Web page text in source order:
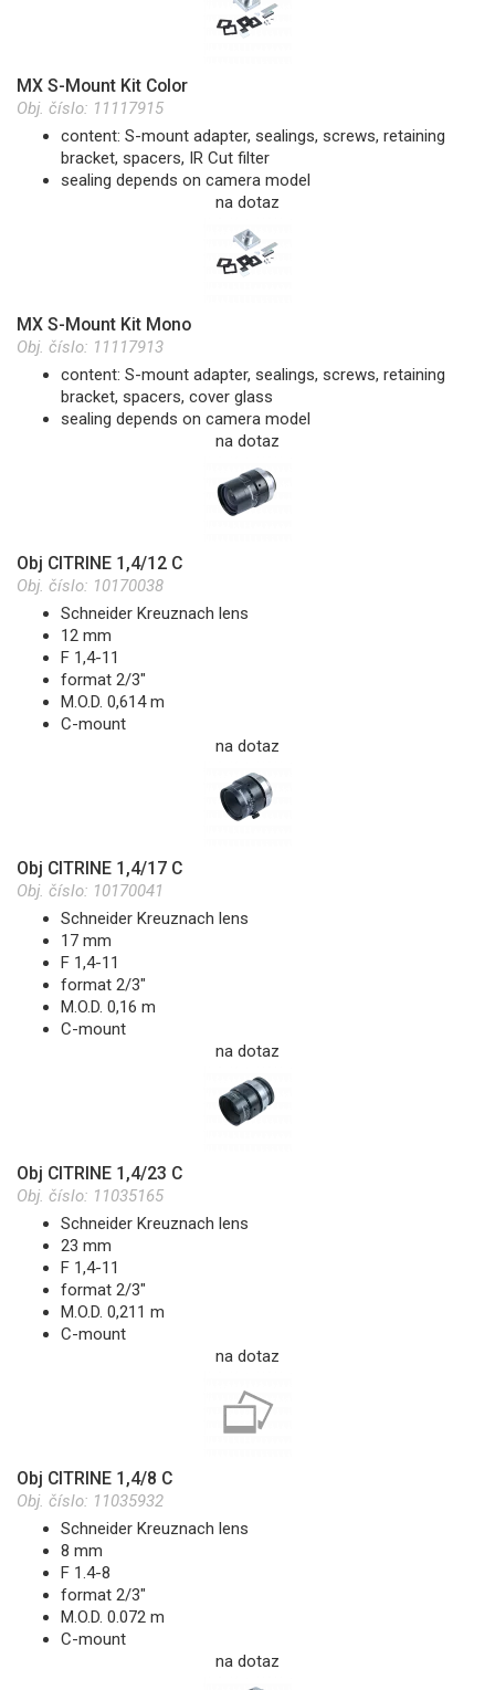
MX S-Mount Kit Color
Obj. číslo: 11117915
content: S-mount adapter, sealings, screws, retaining
bracket, spacers, IR Cut filter
sealing depends on camera model
na dotaz
MX S-Mount Kit Mono
Obj. číslo: 11117913
content: S-mount adapter, sealings, screws, retaining
bracket, spacers, cover glass
sealing depends on camera model
na dotaz
Obj CITRINE 1,4/12 C
Obj. číslo: 10170038
Schneider Kreuznach lens
12 mm
F 1,4-11
format 2/3"
M.O.D. 0,614 m
C-mount
na dotaz
Obj CITRINE 1,4/17 C
Obj. číslo: 10170041
Schneider Kreuznach lens
17 mm
F 1,4-11
format 2/3"
M.O.D. 0,16 m
C-mount
na dotaz
Obj CITRINE 1,4/23 C
Obj. číslo: 11035165
Schneider Kreuznach lens
23 mm
F 1,4-11
format 2/3"
M.O.D. 0,211 m
C-mount
na dotaz
Obj CITRINE 1,4/8 C
Obj. číslo: 11035932
Schneider Kreuznach lens
8 mm
F 1.4-8
format 2/3"
M.O.D. 0.072 m
C-mount
na dotaz